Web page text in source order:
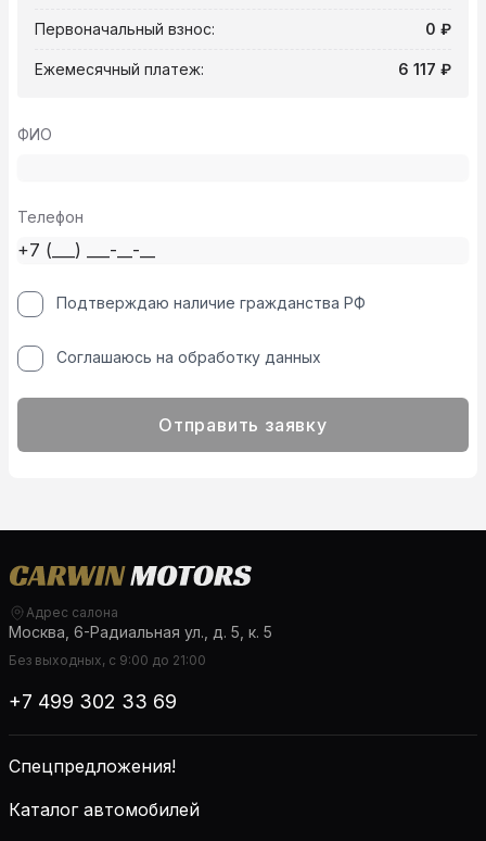
Первоначальный взнос: 0 ₽
Ежемесячный платеж: 6 117 ₽
ФИО
Телефон
Подтверждаю наличие гражданства РФ
Соглашаюсь на обработку данных
Отправить заявку
Адрес салона
Москва, 6-Радиальная ул., д. 5, к. 5
Без выходных, с 9:00 до 21:00
+7 499 302 33 69
Спецпредложения!
Каталог автомобилей